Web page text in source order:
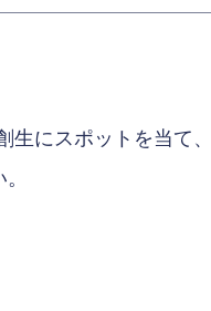
にスポットを当て